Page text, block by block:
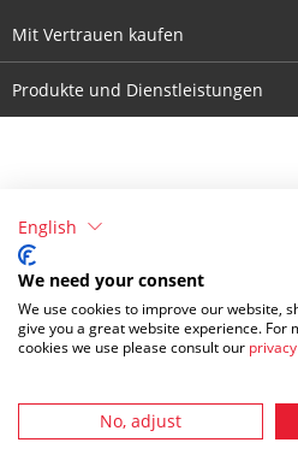
Mit Vertrauen kaufen
Über Picanova
Datenschutzerklärung
Produkte und Dienstleistungen
Anmelden
English
We need your consent
We use cookies to improve our website,
give you a great website experience. For
cookies we use please consult our
No, adjust